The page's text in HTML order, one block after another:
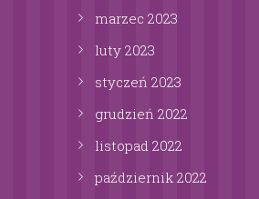
marzec 2023
luty 2023
styczeń 2023
grudzień 2022
listopad 2022
październik 2022